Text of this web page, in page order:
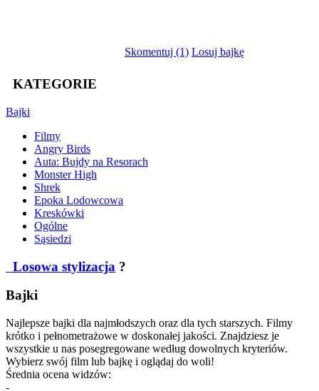
Skomentuj (1) Losuj bajkę
KATEGORIE
Bajki
Filmy
Angry Birds
Auta: Bujdy na Resorach
Monster High
Shrek
Epoka Lodowcowa
Kreskówki
Ogólne
Sąsiedzi
Losowa stylizacja ?
Bajki
Najlepsze bajki dla najmłodszych oraz dla tych starszych. Filmy
krótko i pełnometrażowe w doskonałej jakości. Znajdziesz je
wszystkie u nas posegregowane według dowolnych kryteriów.
Wybierz swój film lub bajkę i oglądaj do woli!
Średnia ocena widzów:
-